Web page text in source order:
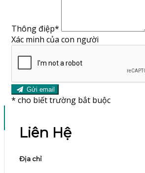
Thông điệp*
Xác minh của con người
Gửi email
* cho biết trường bắt buộc
Liên Hệ
Địa chỉ